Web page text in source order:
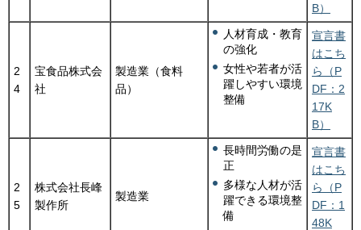
B）
2
4
宝食品株式会
社
製造業（食料
品）
人材育成・教育
の強化
女性や若者が活
躍しやすい環境
整備
宣言書
はこち
ら（P
DF：2
17K
B）
2
5
株式会社長峰
製作所
製造業
長時間労働の是
正
多様な人材が活
躍できる環境整
備
宣言書
はこち
ら（P
DF：1
48K